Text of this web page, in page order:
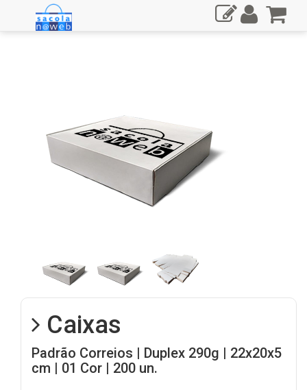
Caixas
Padrão Correios | Duplex 290g | 22x20x5
cm | 01 Cor | 200 un.